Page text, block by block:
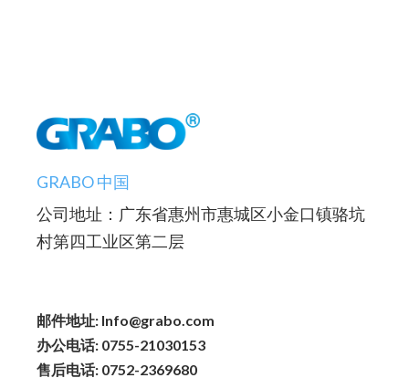
GRABO 中国
公司地址：广东省惠州市惠城区小金口镇骆坑
村第四工业区第二层
邮件地址: Info@grabo.com
办公电话: 0755-21030153
售后电话: 0752-2369680